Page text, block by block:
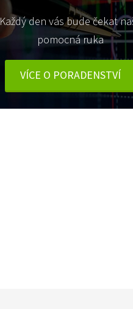
Každý den vás bude čekat
pomocná ruka
VÍCE O PORADENSTVÍ